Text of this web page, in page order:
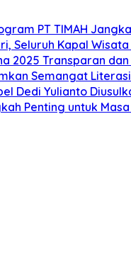
PT TIMAH
Seluruh Kapal
2025 Transparan
Semangat
Dedi Yulianto
Penting untuk